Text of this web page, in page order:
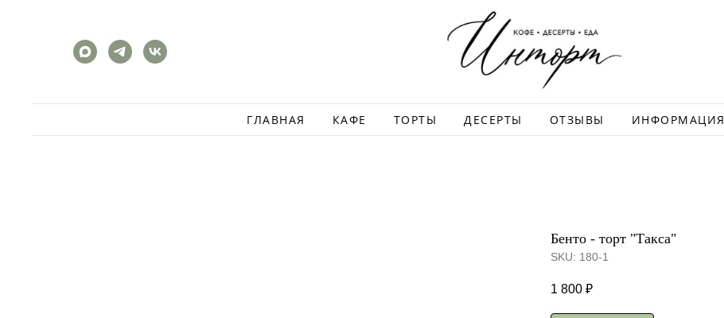
ГЛАВНАЯ КАФЕ ТОРТЫ ДЕСЕРТЫ ОТЗЫВЫ ИНФОРМАЦИЯ
Бенто - торт "Такса"
SKU: 180-1
1 800 ₽